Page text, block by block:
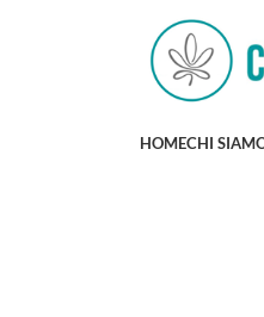
HOMECHI